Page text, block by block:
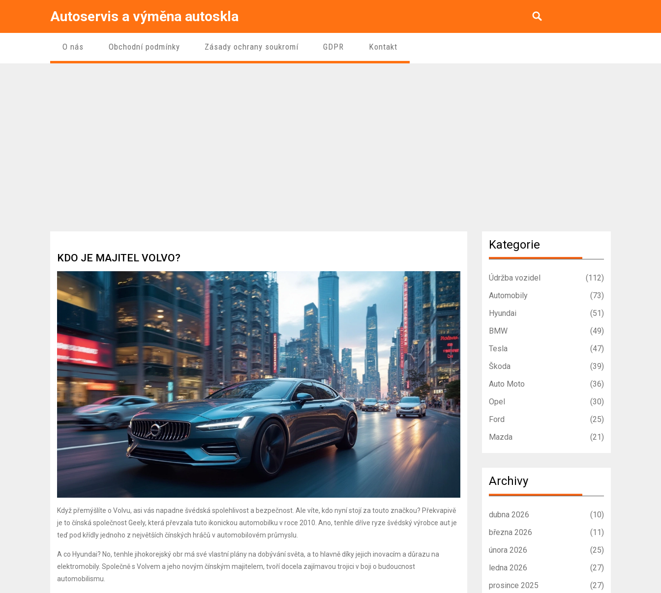
Autoservis a výměna autoskla
O nás Obchodní podmínky Zásady ochrany soukromí GDPR Kontakt
KDO JE MAJITEL VOLVO?
Když přemýšlíte o Volvu, asi vás napadne švédská spolehlivost a bezpečnost. Ale víte, kdo nyní stojí za touto značkou? Překvapivě
je to čínská společnost Geely, která převzala tuto ikonickou automobilku v roce 2010. Ano, tenhle dříve ryze švédský výrobce aut je
teď pod křídly jednoho z největších čínských hráčů v automobilovém průmyslu.
A co Hyundai? No, tenhle jihokorejský obr má své vlastní plány na dobývání světa, a to hlavně díky jejich inovacím a důrazu na
elektromobily. Společně s Volvem a jeho novým čínským majitelem, tvoří docela zajímavou trojici v boji o budoucnost
automobilismu.
Kategorie
Údržba vozidel
(112)
Automobily
(73)
Hyundai
(51)
BMW
(49)
Tesla
(47)
Škoda
(39)
Auto Moto
(36)
Opel
(30)
Ford
(25)
Mazda
(21)
Archivy
dubna 2026
(10)
března 2026
(11)
února 2026
(25)
ledna 2026
(27)
prosince 2025
(27)